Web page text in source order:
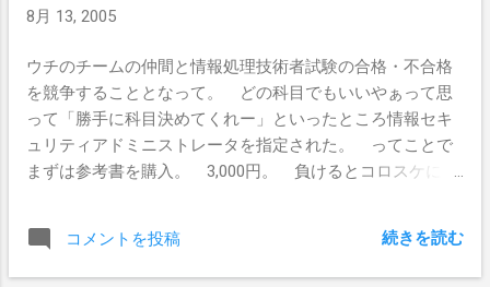
ーのまま走ってよいのでしょうか？自賠責入っているので
ハのXJRでした。 ヨーロッパでも日本車人気高いのでし
ょうかねぇ。
8月 13, 2005
ウチのチームの仲間と情報処理技術者試験の合格・不合格
を競争することとなって。 どの科目でもいいやぁって思
って「勝手に科目決めてくれー」といったところ情報セキ
ュリティアドミニストレータを指定された。 ってことで
まずは参考書を購入。 3,000円。 負けるとコロスケに 青
コメントを投稿 続きを読む